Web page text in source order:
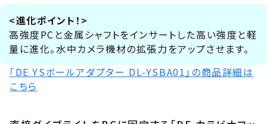
<進化ポイント！>
高強度PCと金属シャフトをインサートした高い強度と軽
量に進化。水中カメラ機材の拡張力をアップさせます。
「DE YSボールアダプター DL-YSBA01」の商品詳細は
こちら